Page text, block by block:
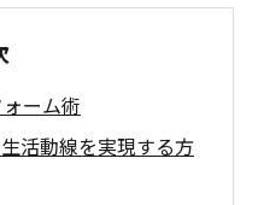
ーム術
活動線を実現する方